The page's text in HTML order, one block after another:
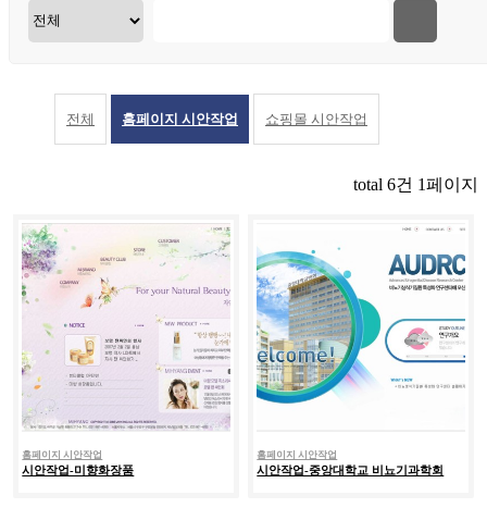
전체 홈페이지 시안작업 쇼핑몰 시안작업
total 6건 1페이지
홈페이지 시안작업
시안작업-미향화장품
홈페이지 시안작업
시안작업-중앙대학교 비뇨기과학회